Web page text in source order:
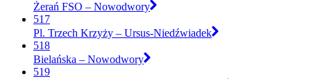
Żerań FSO – Nowodwory
517
Pl. Trzech Krzyży – Ursus-Niedźwiadek
518
Bielańska – Nowodwory
519